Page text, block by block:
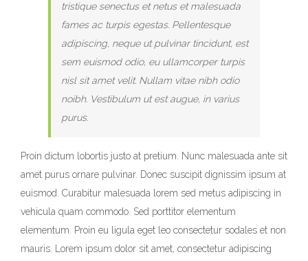
tristique senectus et netus et malesuada
fames ac turpis egestas. Pellentesque
adipiscing, neque ut pulvinar tincidunt, est
sem euismod odio, eu ullamcorper turpis
nisl sit amet velit. Nullam vitae nibh odio
noibh. Vestibulum ut est augue, in varius
purus.
Proin dictum lobortis justo at pretium. Nunc malesuada ante sit
amet purus ornare pulvinar. Donec suscipit dignissim ipsum at
euismod. Curabitur malesuada lorem sed metus adipiscing in
vehicula quam commodo. Sed porttitor elementum
elementum. Proin eu ligula eget leo consectetur sodales et non
mauris. Lorem ipsum dolor sit amet, consectetur adipiscing